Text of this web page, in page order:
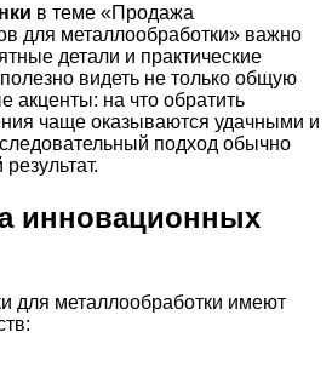
в теме «Продажа
для металлообработки» важно
детали и практические
видеть не только общую
акценты: на что обратить
чаще оказываются удачными и
подход обычно
инновационных
для металлообработки имеют